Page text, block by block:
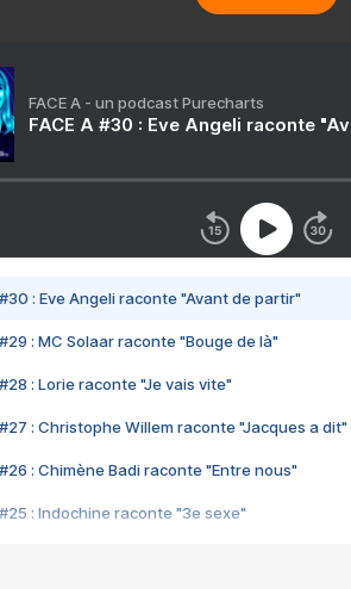
FACE A - un podcast Purecharts
FACE A #30 : Eve Angeli raconte
#30 : Eve Angeli raconte "Avant de partir"
#29 : MC Solaar raconte "Bouge de là"
#28 : Lorie raconte "Je vais vite"
#27 : Christophe Willem raconte "Jacques a dit"
#26 : Chimène Badi raconte "Entre nous"
#25 : Indochine raconte "3e sexe"